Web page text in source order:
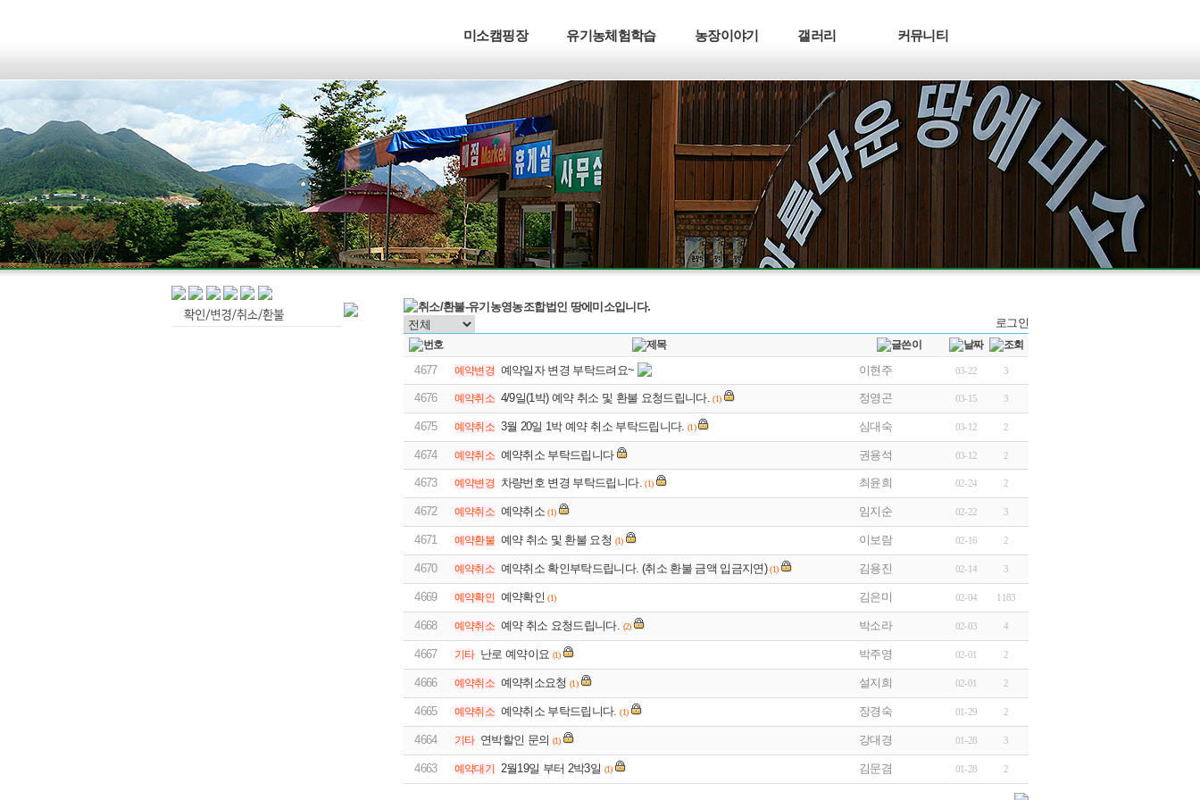
미소캠핑장 유기농체험학습 농장이야기 갤러리 커뮤니티
로그인
4677 예약변경 예약일자 변경 부탁드려요~ 이현주 03-22 3
4676 예약취소 4/9일(1박) 예약 취소 및 환불 요청드립니다. (1) 정영곤 03-15 3
4675 예약취소 3월 20일 1박 예약 취소 부탁드립니다. (1) 심대숙 03-12 2
4674 예약취소 예약취소 부탁드립니다 권용석 03-12 2
4673 예약변경 차량번호 변경 부탁드립니다. (1) 최윤희 02-24 2
4672 예약취소 예약취소 (1) 임지순 02-22 3
4671 예약환불 예약 취소 및 환불 요청 (1) 이보람 02-16 2
4670 예약취소 예약취소 확인부탁드립니다. (취소 환불 금액 입금지연) (1) 김용진 02-14 3
4669 예약확인 예약확인 (1) 김은미 02-04 1183
4668 예약취소 예약 취소 요청드립니다. (2) 박소라 02-03 4
4667 기타 난로 예약이요 (1) 박주영 02-01 2
4666 예약취소 예약취소요청 (1) 설지희 02-01 2
4665 예약취소 예약취소 부탁드립니다. (1) 장경숙 01-29 2
4664 기타 연박할인 문의 (1) 강대경 01-28 3
4663 예약대기 2월19일 부터 2박3일 (1) 김문겸 01-28 2